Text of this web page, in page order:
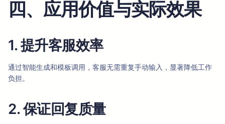
四、应用价值与实际效果
1. 提升客服效率
通过智能生成和模板调用，客服无需重复手动输入，显著降低工作
负担。
2. 保证回复质量